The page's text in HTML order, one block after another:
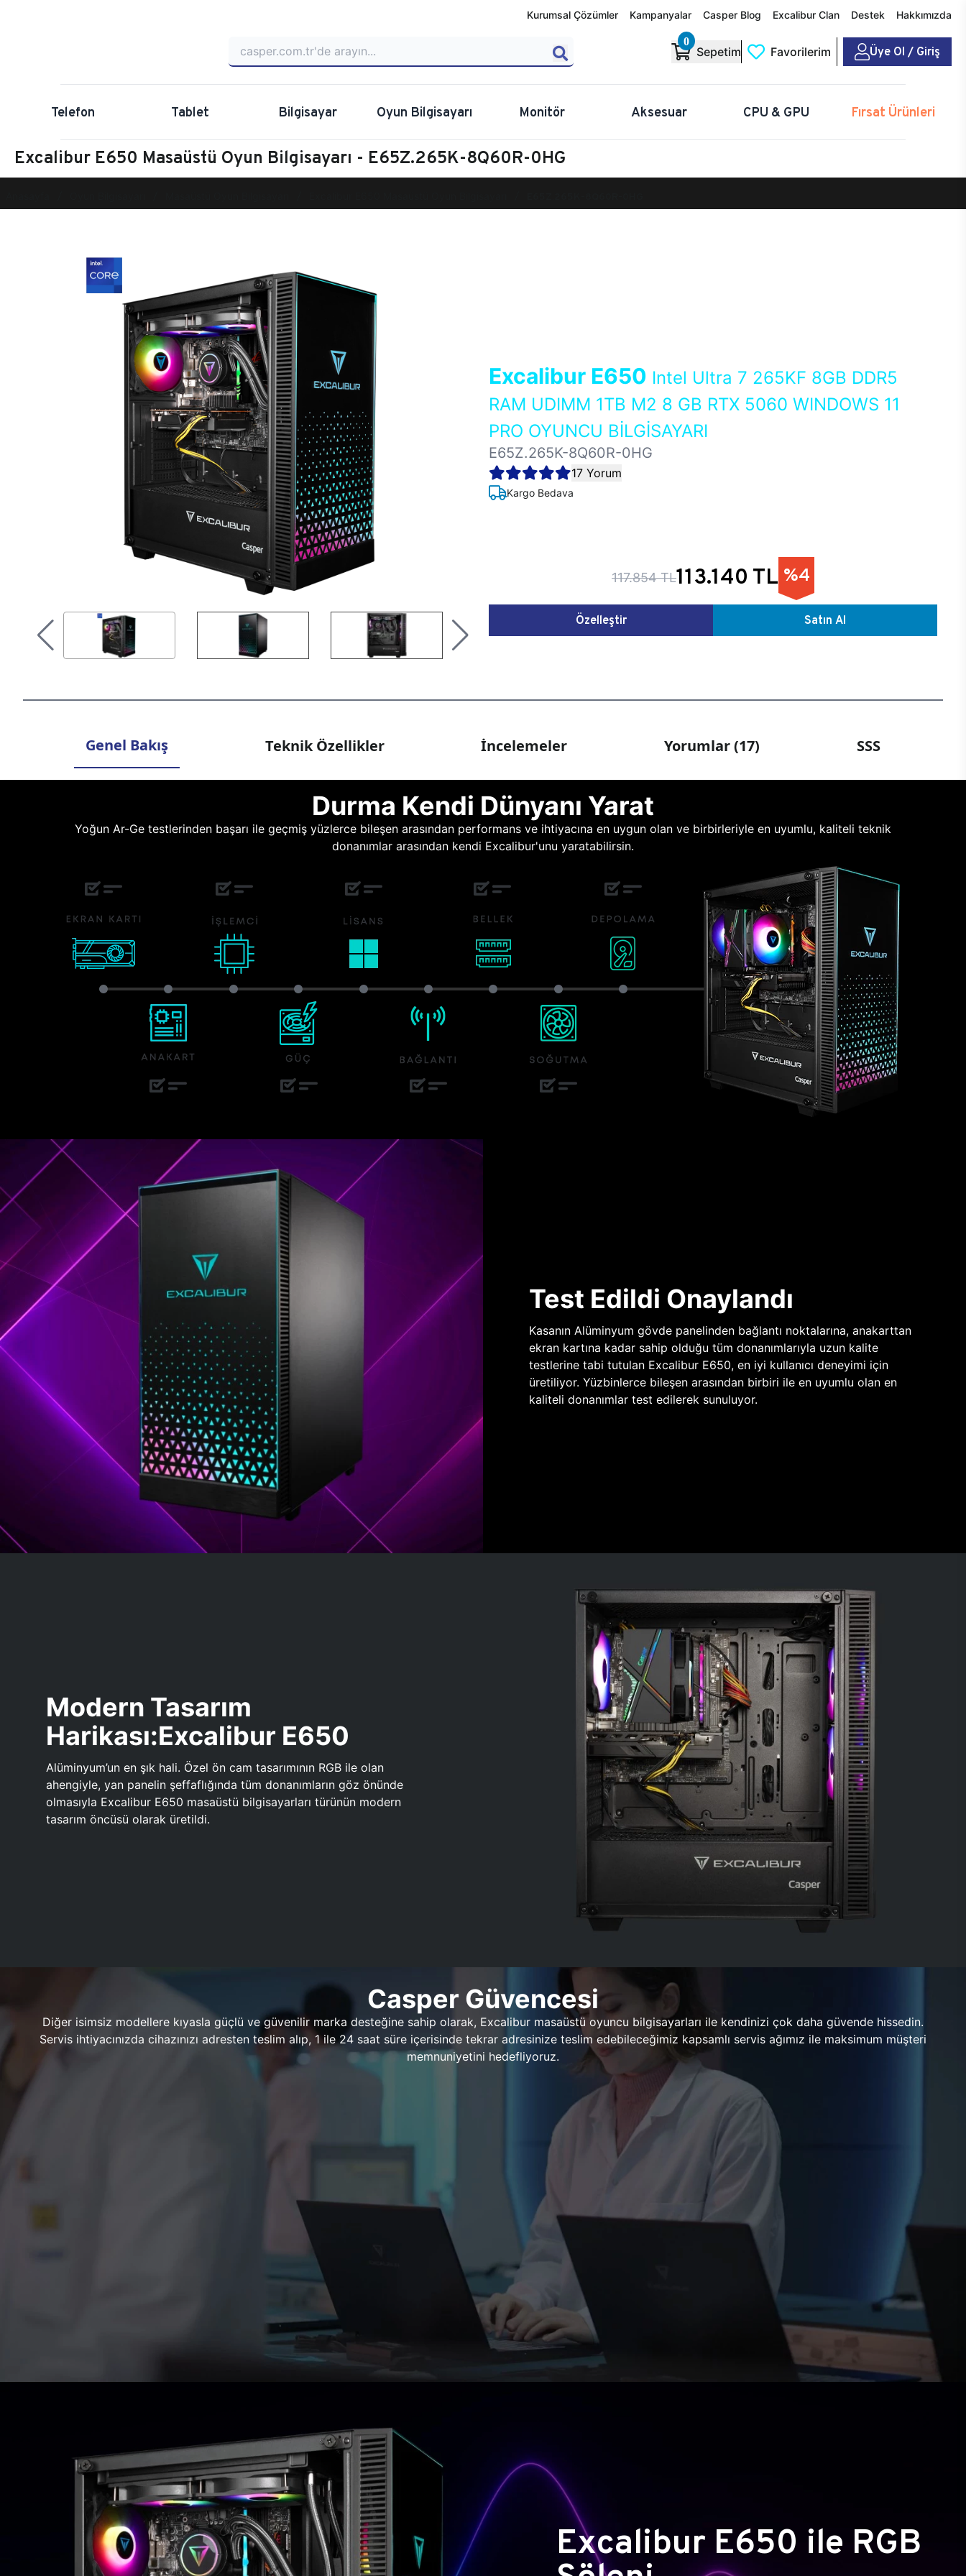
Kurumsal Çözümler Kampanyalar Casper Blog Excalibur Clan Destek Hakkımızda
0
Sepetim Favorilerim Üye Ol / Giriş
Telefon Tablet Bilgisayar Oyun Bilgisayarı Monitör Aksesuar CPU & GPU Fırsat Ürünleri
Excalibur E650 Masaüstü Oyun Bilgisayarı - E65Z.265K-8Q60R-0HG
Excalibur E650 Intel Ultra 7 265KF 8GB DDR5
RAM UDIMM 1TB M2 8 GB RTX 5060 WINDOWS 11
PRO OYUNCU BİLGİSAYARI
E65Z.265K-8Q60R-0HG
17 Yorum
Kargo Bedava
117.854 TL113.140 TL %4
Özelleştir Satın Al
Genel Bakış Teknik Özellikler İncelemeler Yorumlar (17) SSS
Durma Kendi Dünyanı Yarat
Yoğun Ar-Ge testlerinden başarı ile geçmiş yüzlerce bileşen arasından performans ve ihtiyacına en uygun olan ve birbirleriyle en uyumlu, kaliteli teknik
donanımlar arasından kendi Excalibur'unu yaratabilirsin.
Test Edildi Onaylandı
Kasanın Alüminyum gövde panelinden bağlantı noktalarına, anakarttan
ekran kartına kadar sahip olduğu tüm donanımlarıyla uzun kalite
testlerine tabi tutulan Excalibur E650, en iyi kullanıcı deneyimi için
üretiliyor. Yüzbinlerce bileşen arasından birbiri ile en uyumlu olan en
kaliteli donanımlar test edilerek sunuluyor.
Modern Tasarım
Harikası:Excalibur E650
Alüminyum’un en şık hali. Özel ön cam tasarımının RGB ile olan
ahengiyle, yan panelin şeffaflığında tüm donanımların göz önünde
olmasıyla Excalibur E650 masaüstü bilgisayarları türünün modern
tasarım öncüsü olarak üretildi.
Casper Güvencesi
Diğer isimsiz modellere kıyasla güçlü ve güvenilir marka desteğine sahip olarak, Excalibur masaüstü oyuncu bilgisayarları ile kendinizi çok daha güvende hissedin.
Servis ihtiyacınızda cihazınızı adresten teslim alıp, 1 ile 24 saat süre içerisinde tekrar adresinize teslim edebileceğimiz kapsamlı servis ağımız ile maksimum müşteri
memnuniyetini hedefliyoruz.
Excalibur E650 ile RGB